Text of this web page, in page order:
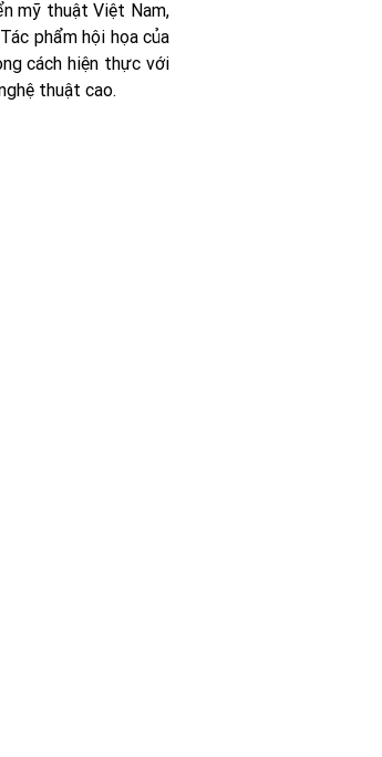
mỹ thuật Việt Nam,
phẩm hội họa của
cách hiện thực với
thuật cao.